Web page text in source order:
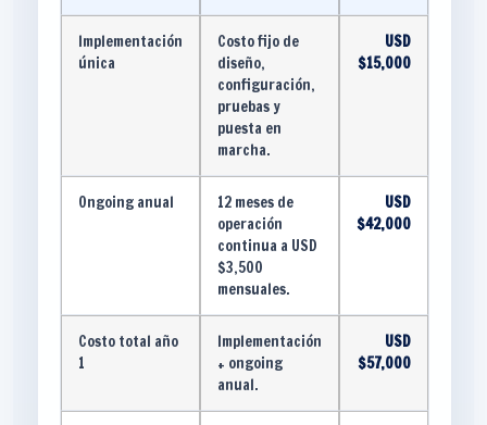
Implementación
única
Costo fijo de
diseño,
configuración,
pruebas y
puesta en
marcha.
USD
$15,000
Ongoing anual
12 meses de
operación
continua a USD
$3,500
mensuales.
USD
$42,000
Costo total año
1
Implementación
+ ongoing
anual.
USD
$57,000